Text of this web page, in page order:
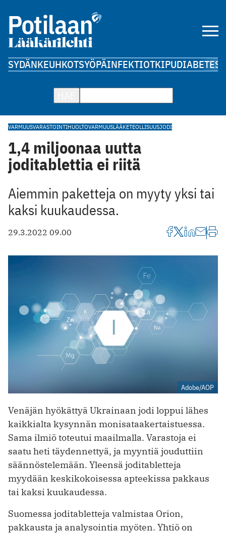
SYDÄNKEUHKOTSYÖPÄINFEKTIOTKIPUDIABETES
VARMUUSVARASTOINTIHUOLTOVARMUUSLÄÄKETEOLLISUUSJODI
1,4 miljoonaa uutta
joditablettia ei riitä
Aiemmin paketteja on myyty yksi tai
kaksi kuukaudessa.
29.3.2022 09.00
Adobe/AOP
Venäjän hyökättyä Ukrainaan jodi loppui lähes
kaikkialta kysynnän monisataakertaistuessa.
Sama ilmiö toteutui maailmalla. Varastoja ei
saatu heti täydennettyä, ja myyntiä jouduttiin
säännöstelemään. Yleensä joditabletteja
myydään keskikokoisessa apteekissa pakkaus
tai kaksi kuukaudessa.
Suomessa joditabletteja valmistaa Orion,
pakkausta ja analysointia myöten. Yhtiö on